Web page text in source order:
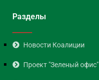
Разделы
Новости Коалиции
Проект "Зеленый офис"